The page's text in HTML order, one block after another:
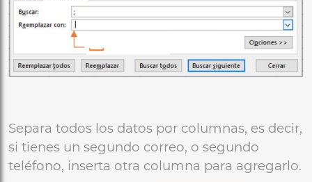
Separa todos los datos por columnas, es decir,
si tienes un segundo correo, o segundo
teléfono, inserta otra columna para agregarlo.